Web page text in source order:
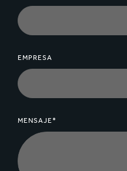
EMPRESA
MENSAJE*